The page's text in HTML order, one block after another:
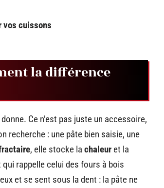
vos cuissons
la différence
Ce n’est pas juste un accessoire,
recherche : une pâte bien saisie, une
, elle stocke la chaleur et la
rappelle celui des fours à bois
et se sent sous la dent : la pâte ne